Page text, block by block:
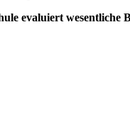
evaluiert